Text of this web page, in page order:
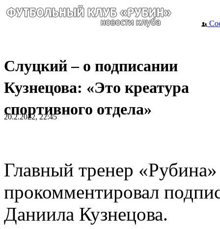
Слуцкий – о подписании
Кузнецова: «Это креатура
спортивного отдела»
20.2.2022, 22:45
Главный тренер
прокомментировал
Даниила Кузнецова.